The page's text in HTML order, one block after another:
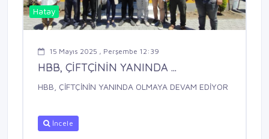
Hatay
15 Mayıs 2025 , Perşembe 12:39
HBB, ÇİFTÇİNİN YANINDA ...
HBB, ÇİFTÇİNİN YANINDA OLMAYA DEVAM EDİYOR
İncele